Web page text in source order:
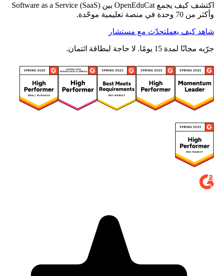
اكتشف كيف يجمع OpenEduCat بين Software as a Service (SaaS)
وأكثر من 70 وحدة في منصة تعليمية موحّدة.
شاهد كيف يعملتحدّث مع مستشار
جرّبه مجانًا لمدة 15 يومًا. لا حاجة لبطاقة ائتمان.